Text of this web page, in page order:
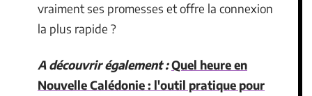
vraiment ses promesses et offre la connexion
la plus rapide ?
A découvrir également :Quel heure en
Nouvelle Calédonie : l'outil pratique pour